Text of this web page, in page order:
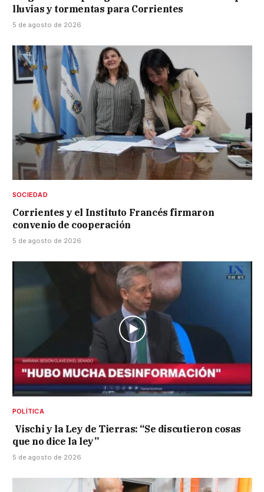
lluvias y tormentas para Corrientes
5 de agosto de 2026
SOCIEDAD
Corrientes y el Instituto Francés firmaron
convenio de cooperación
5 de agosto de 2026
POLÍTICA
Vischi y la Ley de Tierras: “Se discutieron cosas
que no dice la ley”
5 de agosto de 2026